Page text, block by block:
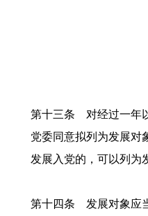
第十三条 对经过一年
党委同意拟列为发展对
发展入党的，可以列为
第十四条 发展对象应